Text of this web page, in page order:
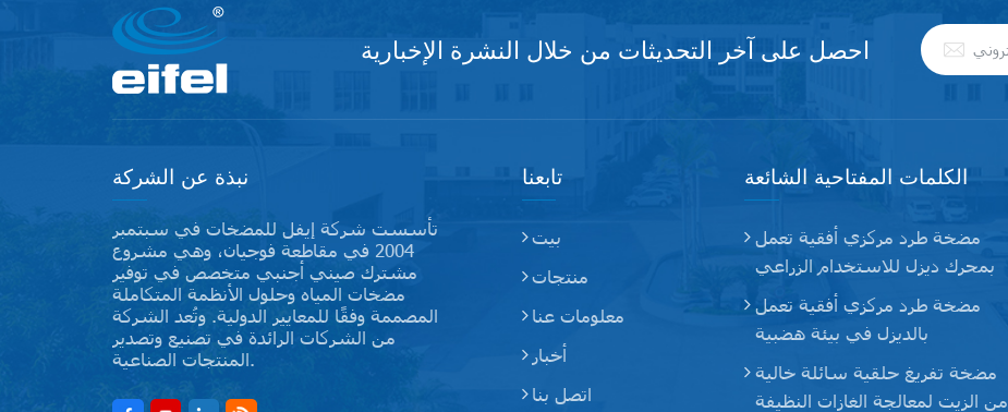
احصل على آخر التحديثات من خلال النشرة الإخبارية
نبذة عن الشركة
تأسست شركة إيفل للمضخات في سبتمبر
2004 في مقاطعة فوجيان، وهي مشروع
مشترك صيني أجنبي متخصص في توفير
مضخات المياه وحلول الأنظمة المتكاملة
المصممة وفقًا للمعايير الدولية. وتُعد الشركة
من الشركات الرائدة في تصنيع وتصدير
المنتجات الصناعية.
تابعنا
بيت
منتجات
معلومات عنا
أخبار
اتصل بنا
الكلمات المفتاحية الشائعة
مضخة طرد مركزي أفقية تعمل
بمحرك ديزل للاستخدام الزراعي
مضخة طرد مركزي أفقية تعمل
بالديزل في بيئة هضبية
مضخة تفريغ حلقية سائلة خالية
من الزيت لمعالجة الغازات النظيفة